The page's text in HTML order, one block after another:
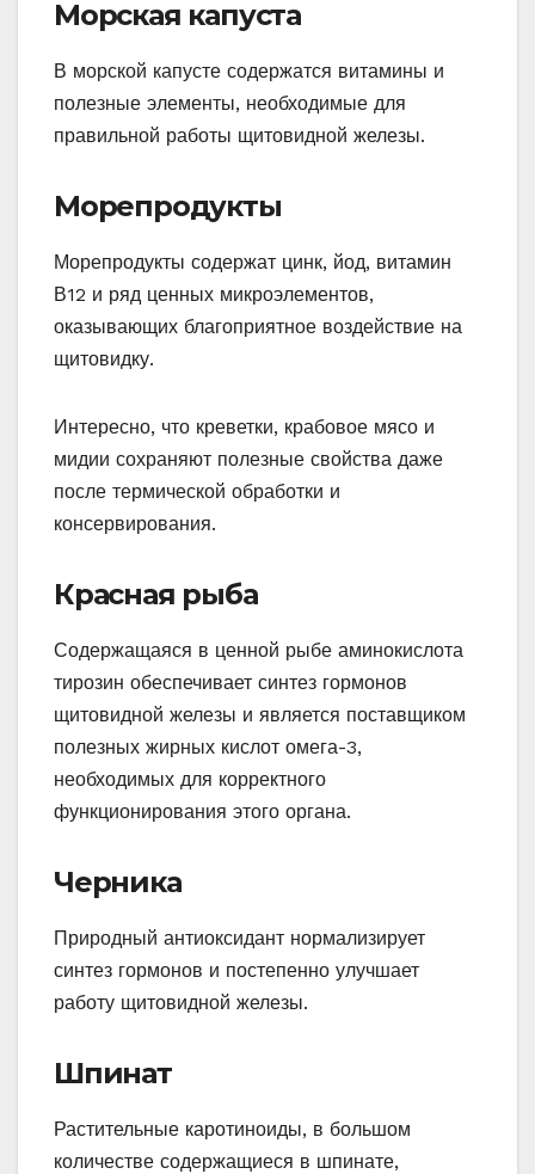
Морская капуста
В морской капусте содержатся витамины и
полезные элементы, необходимые для
правильной работы щитовидной железы.
Морепродукты
Морепродукты содержат цинк, йод, витамин
В12 и ряд ценных микроэлементов,
оказывающих благоприятное воздействие на
щитовидку.
Интересно, что креветки, крабовое мясо и
мидии сохраняют полезные свойства даже
после термической обработки и
консервирования.
Красная рыба
Содержащаяся в ценной рыбе аминокислота
тирозин обеспечивает синтез гормонов
щитовидной железы и является поставщиком
полезных жирных кислот омега-3,
необходимых для корректного
функционирования этого органа.
Черника
Природный антиоксидант нормализирует
синтез гормонов и постепенно улучшает
работу щитовидной железы.
Шпинат
Растительные каротиноиды, в большом
количестве содержащиеся в шпинате,